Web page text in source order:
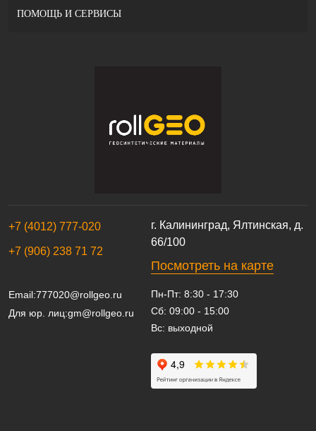
г. Калининград, Ялтинская, д.
66/100
Посмотреть на карте
+7 (4012) 777-020
+7 (906) 238 71 72
Email:777020@rollgeo.ru
Для юр. лиц:gm@rollgeo.ru
Пн-Пт: 8:30 - 17:30
Сб: 09:00 - 15:00
Вс: выходной
ПОМОЩЬ И СЕРВИСЫ